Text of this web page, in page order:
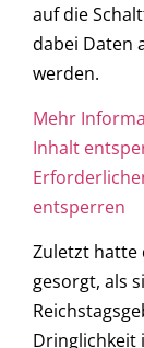
auf die
dabei Daten
werden.
Mehr
Inhalt
entsperren
Zuletzt hatte
gesorgt, als
Dringlichkeit